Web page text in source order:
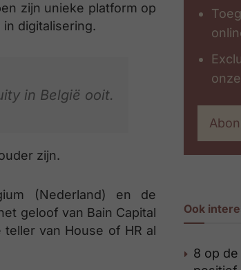
zijn unieke platform op
digitalisering.
in België ooit.
zijn.
(Nederland) en de
geloof van Bain Capital
van House of HR al
Ook
8 op de